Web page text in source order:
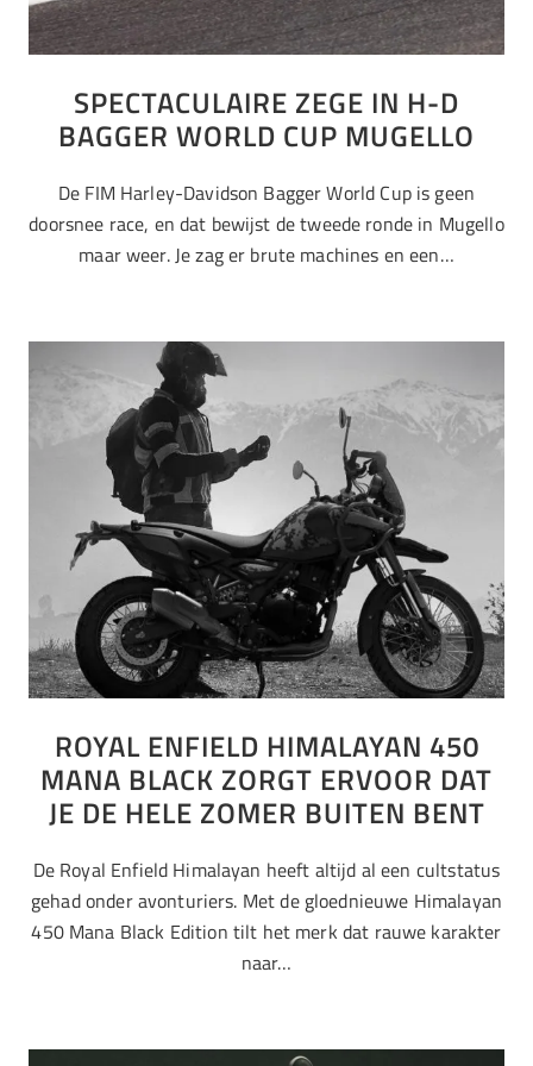
SPECTACULAIRE ZEGE IN H-D
BAGGER WORLD CUP MUGELLO
De FIM Harley-Davidson Bagger World Cup is geen
doorsnee race, en dat bewijst de tweede ronde in Mugello
maar weer. Je zag er brute machines en een…
ROYAL ENFIELD HIMALAYAN 450
MANA BLACK ZORGT ERVOOR DAT
JE DE HELE ZOMER BUITEN BENT
De Royal Enfield Himalayan heeft altijd al een cultstatus
gehad onder avonturiers. Met de gloednieuwe Himalayan
450 Mana Black Edition tilt het merk dat rauwe karakter
naar…